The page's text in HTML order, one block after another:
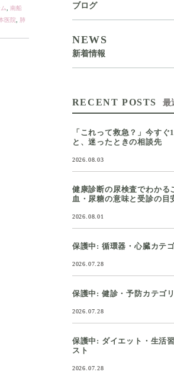
南船
医院
肺
ブログ
NEWS
新着情報
RECENT POSTS 最
「これって救急？」今す
と、迷ったときの相談先
2026.08.03
健康診断の尿検査でわかる
血・尿糖の意味と受診の目
2026.08.01
保護中: 循環器・心臓カテ
2026.07.28
保護中: 健診・予防カテゴ
2026.07.28
保護中: ダイエット・生活
スト
2026.07.28